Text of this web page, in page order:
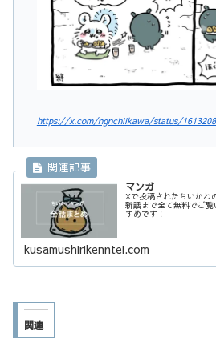
https://x.com/ngnchiikawa/status/
マンガ
Xで投稿されたちいかわ
新話まで全て無料でご
すめです！
kusamushirikenntei.com
関連